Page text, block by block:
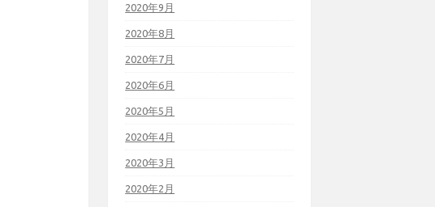
2020年9月
2020年8月
2020年7月
2020年6月
2020年5月
2020年4月
2020年3月
2020年2月